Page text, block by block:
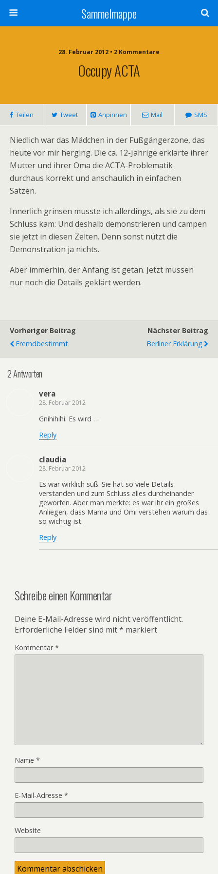
Sammelmappe
28. Februar 2012 • 2 Kommentare
Occupy ACTA
Teilen Tweet Anpinnen Mail SMS
Niedlich war das Mädchen in der Fußgängerzone, das
heute vor mir herging. Die ca. 12-Jährige erklärte ihrer
Mutter und ihrer Oma die ACTA-Problematik
durchaus korrekt und anschaulich in einfachen
Sätzen.
Innerlich grinsen musste ich allerdings, als sie zu dem
Schluss kam: Und deshalb demonstrieren und campen
sie jetzt in diesen Zelten. Denn sonst nützt die
Demonstration ja nichts.
Aber immerhin, der Anfang ist getan. Jetzt müssen
nur noch die Details geklärt werden.
Vorheriger Beitrag
Fremdbestimmt
Nächster Beitrag
Berliner Erklärung
2 Antworten
vera
28. Februar 2012
Gnihihihi. Es wird …
Reply
claudia
28. Februar 2012
Es war wirklich süß. Sie hat so viele Details
verstanden und zum Schluss alles durcheinander
geworfen. Aber man merkte: es war ihr ein großes
Anliegen, dass Mama und Omi verstehen warum das
so wichtig ist.
Reply
Schreibe einen Kommentar
Deine E-Mail-Adresse wird nicht veröffentlicht.
Erforderliche Felder sind mit* markiert
Kommentar*
Name *
E-Mail-Adresse *
Website